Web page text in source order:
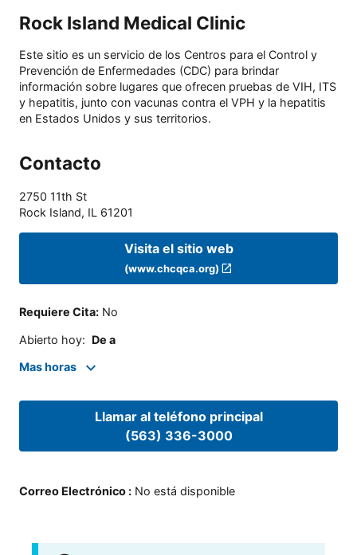
Rock Island Medical Clinic
Este sitio es un servicio de los Centros para el Control y
Prevención de Enfermedades (CDC) para brindar
información sobre lugares que ofrecen pruebas de VIH, ITS
y hepatitis, junto con vacunas contra el VPH y la hepatitis
en Estados Unidos y sus territorios.
Contacto
2750 11th St
Rock Island, IL 61201
Visita el sitio web
(www.chcqca.org)
Requiere Cita: No
Abierto hoy: De a
Mas horas
Llamar al teléfono principal
(563) 336-3000
Correo Electrónico : No está disponible